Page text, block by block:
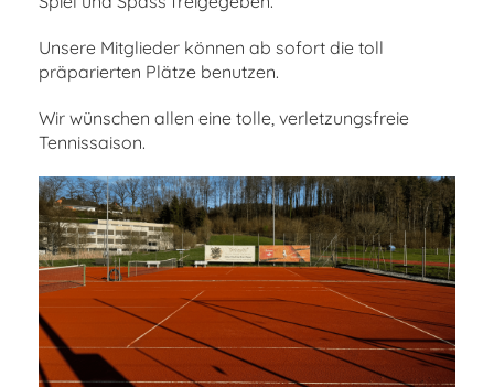
Unsere Mitglieder können ab sofort die toll
präparierten Plätze benutzen.
Wir wünschen allen eine tolle, verletzungsfreie
Tennissaison.